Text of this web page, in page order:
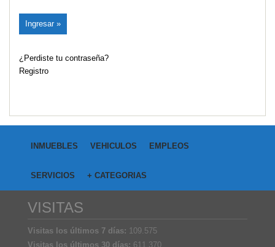
¿Perdiste tu contraseña?
Registro
INMUEBLES VEHICULOS EMPLEOS
SERVICIOS + CATEGORIAS
VISITAS
Visitas los últimos 7 días: 109.575
Visitas los últimos 30 días: 611.370